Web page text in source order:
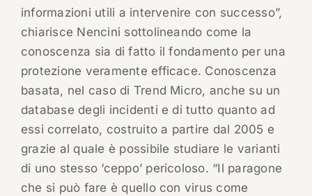
informazioni utili a intervenire con successo”,
chiarisce Nencini sottolineando come la
conoscenza sia di fatto il fondamento per una
protezione veramente efficace. Conoscenza
basata, nel caso di Trend Micro, anche su un
database degli incidenti e di tutto quanto ad
essi correlato, costruito a partire dal 2005 e
grazie al quale è possibile studiare le varianti
di uno stesso ‘ceppo’ pericoloso. “Il paragone
che si può fare è quello con virus come